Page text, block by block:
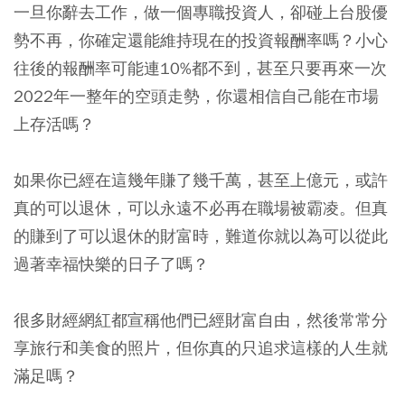
一旦你辭去工作，做一個專職投資人，卻碰上台股優
勢不再，你確定還能維持現在的投資報酬率嗎？小心
往後的報酬率可能連10%都不到，甚至只要再來一次
2022年一整年的空頭走勢，你還相信自己能在市場
上存活嗎？
如果你已經在這幾年賺了幾千萬，甚至上億元，或許
真的可以退休，可以永遠不必再在職場被霸凌。但真
的賺到了可以退休的財富時，難道你就以為可以從此
過著幸福快樂的日子了嗎？
很多財經網紅都宣稱他們已經財富自由，然後常常分
享旅行和美食的照片，但你真的只追求這樣的人生就
滿足嗎？